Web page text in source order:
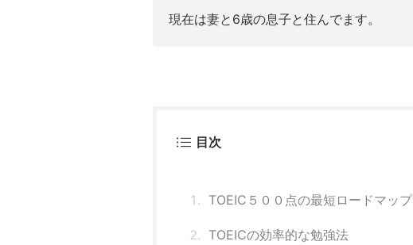
現在は妻と6歳の息子と住んでます。
目次
TOEIC５００点の最短ロードマップ
TOEICの効率的な勉強法